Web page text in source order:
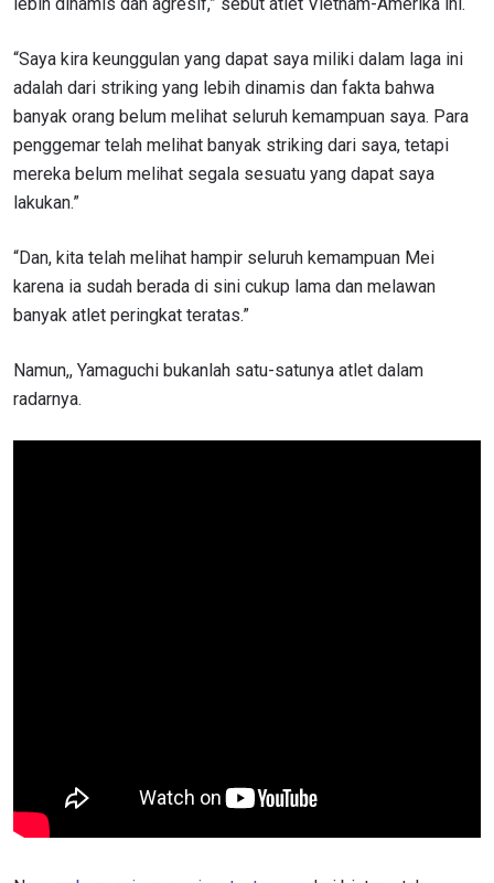
“Saya kira keunggulan yang dapat saya miliki dalam laga ini
adalah dari striking yang lebih dinamis dan fakta bahwa
banyak orang belum melihat seluruh kemampuan saya. Para
penggemar telah melihat banyak striking dari saya, tetapi
mereka belum melihat segala sesuatu yang dapat saya
lakukan.”
“Dan, kita telah melihat hampir seluruh kemampuan Mei
karena ia sudah berada di sini cukup lama dan melawan
banyak atlet peringkat teratas.”
Namun,, Yamaguchi bukanlah satu-satunya atlet dalam
radarnya.